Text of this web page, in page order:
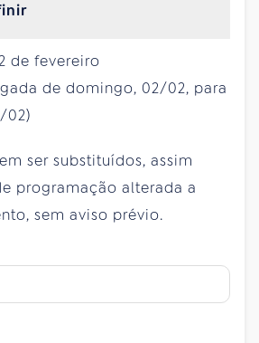
de fevereiro
de domingo, 02/02, para
02)
ser substituídos, assim
programação alterada a
sem aviso prévio.